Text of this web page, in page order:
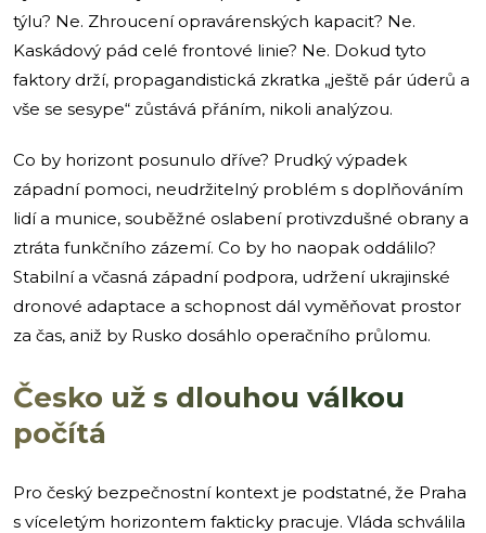
týlu? Ne. Zhroucení opravárenských kapacit? Ne.
Kaskádový pád celé frontové linie? Ne. Dokud tyto
faktory drží, propagandistická zkratka „ještě pár úderů a
vše se sesype“ zůstává přáním, nikoli analýzou.
Co by horizont posunulo dříve? Prudký výpadek
západní pomoci, neudržitelný problém s doplňováním
lidí a munice, souběžné oslabení protivzdušné obrany a
ztráta funkčního zázemí. Co by ho naopak oddálilo?
Stabilní a včasná západní podpora, udržení ukrajinské
dronové adaptace a schopnost dál vyměňovat prostor
za čas, aniž by Rusko dosáhlo operačního průlomu.
Česko už s dlouhou válkou
počítá
Pro český bezpečnostní kontext je podstatné, že Praha
s víceletým horizontem fakticky pracuje. Vláda schválila